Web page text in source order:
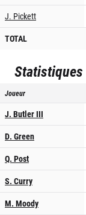
J. Pickett
TOTAL
Statistiques
Joueur
J. Butler III
D. Green
Q. Post
S. Curry
M. Moody